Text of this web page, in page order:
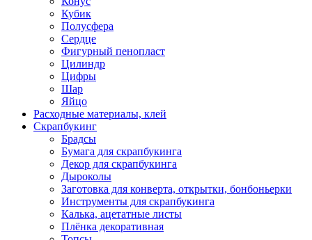
Кубик
Полусфера
Сердце
Фигурный пенопласт
Цилиндр
Цифры
Шар
Яйцо
Расходные материалы, клей
Скрапбукинг
Брадсы
Бумага для скрапбукинга
Декор для скрапбукинга
Дыроколы
Заготовка для конверта, открытки, бонбоньерки
Инструменты для скрапбукинга
Калька, ацетатные листы
Плёнка декоративная